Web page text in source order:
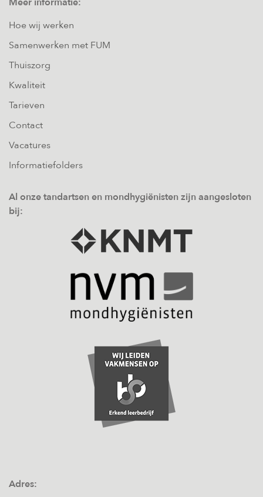
Hoe wij werken
Samenwerken met FUM
Thuiszorg
Kwaliteit
Tarieven
Contact
Vacatures
Informatiefolders
Al onze tandartsen en mondhygiënisten zijn aangesloten
bij:
Adres: